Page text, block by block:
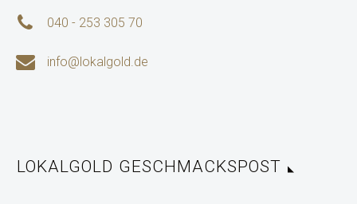

 040 - 253 305 70

 info@lokalgold.de
LOKALGOLD GESCHMACKSPOST